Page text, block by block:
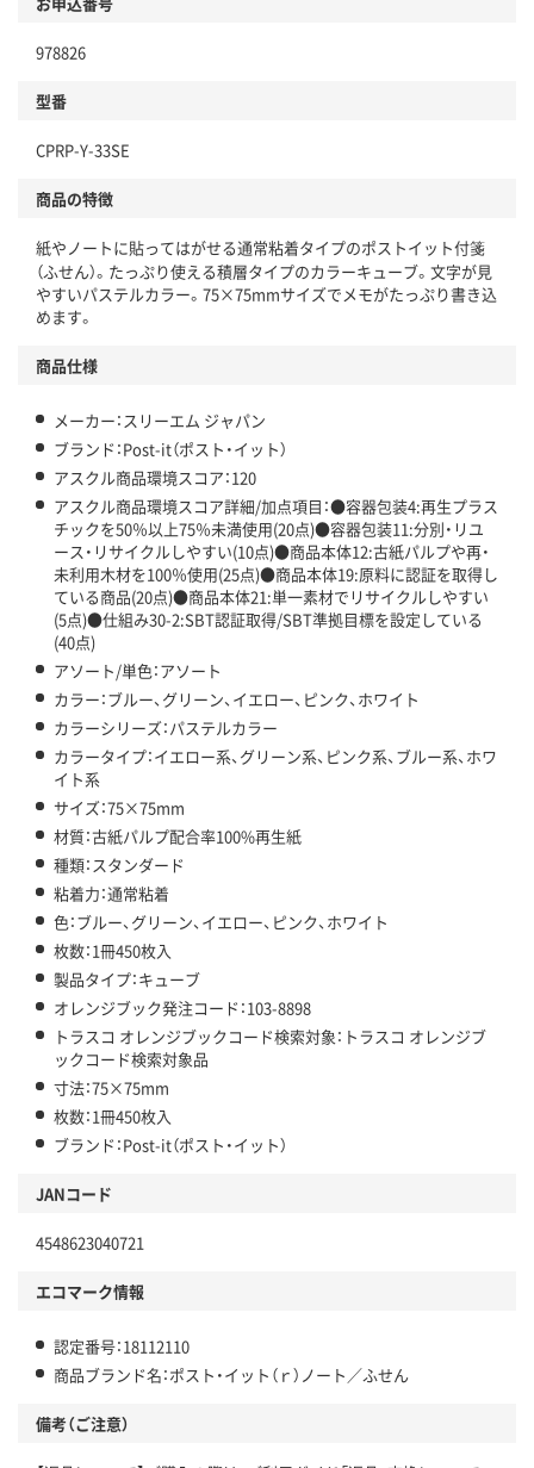
本体
仕組
この商品の環境配慮ポイントです。下記商品詳細「
アスクル商品環境スコア詳細／加点項目
」で確認できます。
978826
型番
CPRP-Y-33SE
商品の特徴
紙やノートに貼ってはがせる通常粘着タイプのポストイット付箋
（ふせん）。たっぷり使える積層タイプのカラーキューブ。文字が見
やすいパステルカラー。75×75mmサイズでメモがたっぷり書き込
めます。
商品仕様
メーカー：スリーエム ジャパン
ブランド：Post-it（ポスト・イット）
アスクル商品環境スコア：120
アスクル商品環境スコア詳細/加点項目：●容器包装4:再生プラス
チックを50％以上75％未満使用(20点)●容器包装11:分別・リユ
ース・リサイクルしやすい(10点)●商品本体12:古紙パルプや再・
未利用木材を100％使用(25点)●商品本体19:原料に認証を取得し
ている商品(20点)●商品本体21:単一素材でリサイクルしやすい
(5点)●仕組み30-2:SBT認証取得/SBT準拠目標を設定している
(40点)
アソート/単色：アソート
カラー：ブルー、グリーン、イエロー、ピンク、ホワイト
カラーシリーズ：パステルカラー
カラータイプ：イエロー系、グリーン系、ピンク系、ブルー系、ホワ
イト系
サイズ：75×75mm
材質：古紙パルプ配合率100%再生紙
種類：スタンダード
粘着力：通常粘着
色：ブルー、グリーン、イエロー、ピンク、ホワイト
枚数：1冊450枚入
製品タイプ：キューブ
オレンジブック発注コード：103-8898
トラスコ オレンジブックコード検索対象：トラスコ オレンジブ
ックコード検索対象品
寸法：75×75mm
枚数：1冊450枚入
ブランド：Post-it（ポスト・イット）
JANコード
4548623040721
エコマーク情報
認定番号：18112110
商品ブランド名：ポスト・イット（ｒ）ノート／ふせん
備考（ご注意）